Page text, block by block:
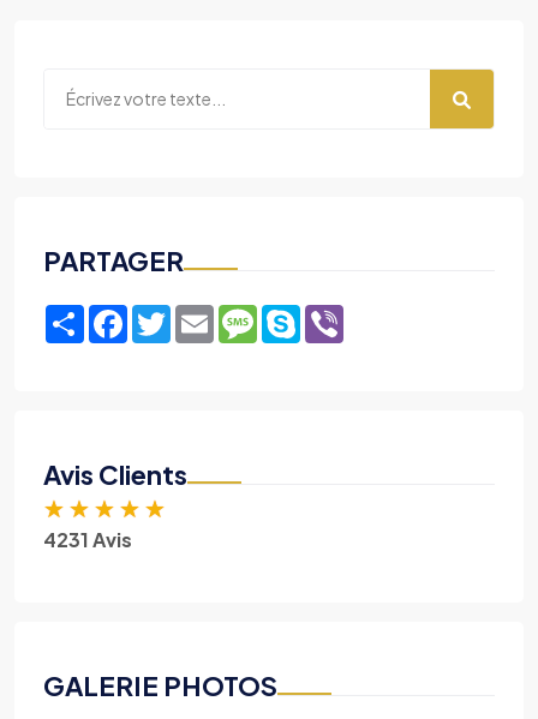
PARTAGER
ShareFacebook
TwitterEmailMessage
Skype
Avis Clients
★ ★ ★ ★ ★
4231 Avis
GALERIE PHOTOS